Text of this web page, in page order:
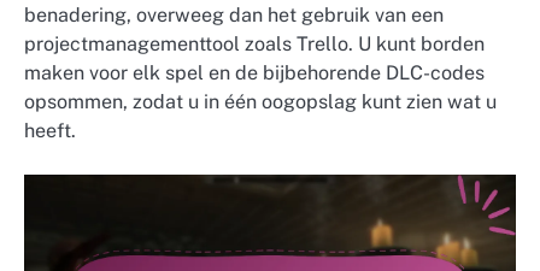
benadering, overweeg dan het gebruik van een
projectmanagementtool zoals Trello. U kunt borden
maken voor elk spel en de bijbehorende DLC-codes
opsommen, zodat u in één oogopslag kunt zien wat u
heeft.